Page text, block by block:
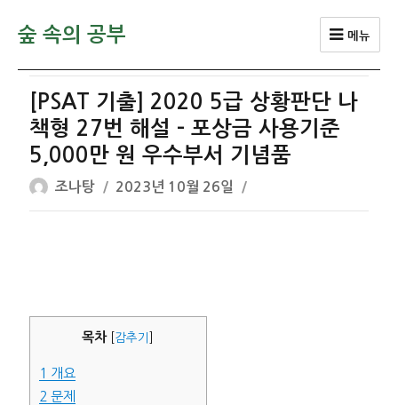
숲 속의 공부 메뉴
[PSAT 기출] 2020 5급 상황판단 나
책형 27번 해설 – 포상금 사용기준
5,000만 원 우수부서 기념품
글
쓴
조나탕
작
성
2023년 10월 26일
목차 감추기
1 개요
2 문제